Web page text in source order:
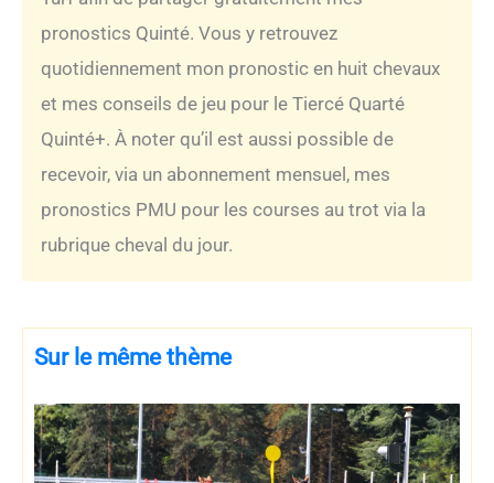
pronostics Quinté. Vous y retrouvez
quotidiennement mon pronostic en huit chevaux
et mes conseils de jeu pour le Tiercé Quarté
Quinté+. À noter qu’il est aussi possible de
recevoir, via un abonnement mensuel, mes
pronostics PMU pour les courses au trot via la
rubrique cheval du jour.
Sur le même thème